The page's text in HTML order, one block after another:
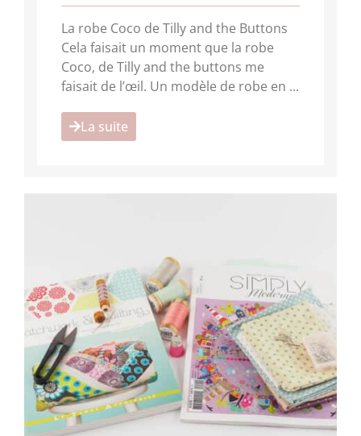
La robe Coco de Tilly and the Buttons
Cela faisait un moment que la robe
Coco, de Tilly and the buttons me
faisait de l’œil. Un modèle de robe en ...
La suite